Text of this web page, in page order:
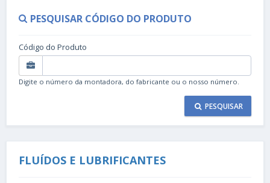
PESQUISAR CÓDIGO DO PRODUTO
Código do Produto
Digite o número da montadora, do fabricante ou o nosso número.
PESQUISAR
FLUÍDOS E LUBRIFICANTES